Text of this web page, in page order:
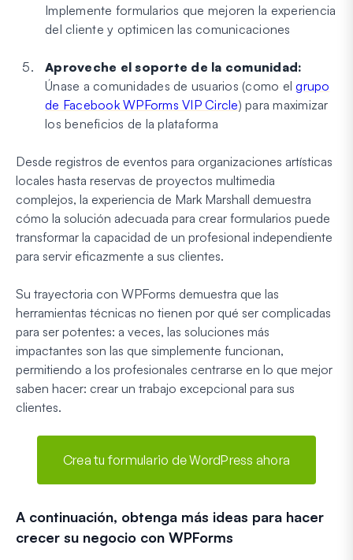
Implemente formularios que mejoren la experiencia
del cliente y optimicen las comunicaciones
Aproveche el soporte de la comunidad:
Únase a comunidades de usuarios (como elgrupo
de Facebook WPForms VIP Circle) para maximizar
los beneficios de la plataforma
Desde registros de eventos para organizaciones artísticas
locales hasta reservas de proyectos multimedia
complejos, la experiencia de Mark Marshall demuestra
cómo la solución adecuada para crear formularios puede
transformar la capacidad de un profesional independiente
para servir eficazmente a sus clientes.
Su trayectoria con WPForms demuestra que las
herramientas técnicas no tienen por qué ser complicadas
para ser potentes: a veces, las soluciones más
impactantes son las que simplemente funcionan,
permitiendo a los profesionales centrarse en lo que mejor
saben hacer: crear un trabajo excepcional para sus
clientes.
Crea tu formulario de WordPress ahora
A continuación, obtenga más ideas para hacer
crecer su negocio con WPForms